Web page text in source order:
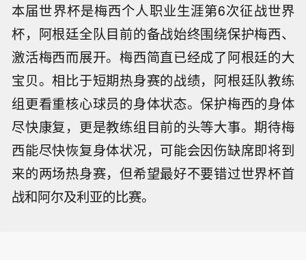
本届世界杯是梅西个人职业生涯第6次征战世界
杯，阿根廷全队目前的备战始终围绕保护梅西、
激活梅西而展开。梅西简直已经成了阿根廷的大
宝贝。相比于短期热身赛的战绩，阿根廷队教练
组更看重核心球员的身体状态。保护梅西的身体
尽快康复，更是教练组目前的头等大事。期待梅
西能尽快恢复身体状况，可能会因伤缺席即将到
来的两场热身赛，但希望最好不要错过世界杯首
战和阿尔及利亚的比赛。